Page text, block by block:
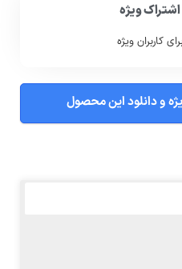
ویژه
کاربران ویژه
و دانلود این محصول